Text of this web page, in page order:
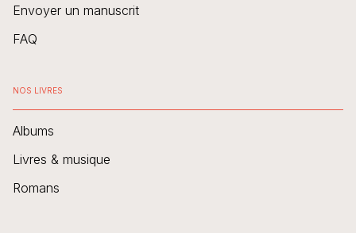
Envoyer un manuscrit
FAQ
NOS LIVRES
Albums
Livres & musique
Romans